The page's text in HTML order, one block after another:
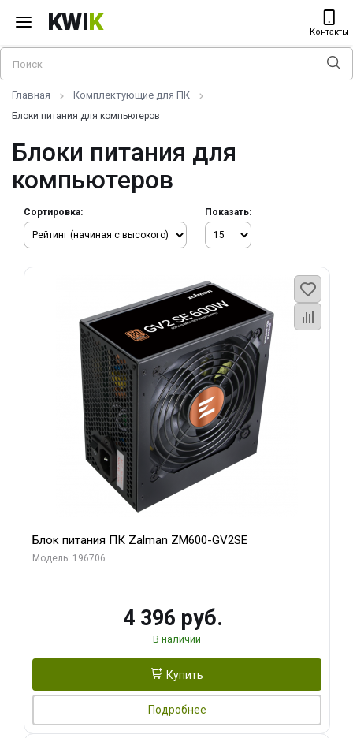
KWIK Контакты
Главная Комплектующие для ПК
Блоки питания для компьютеров
Блоки питания для
компьютеров
Сортировка: Показать:
Блок питания ПК Zalman ZM600-GV2SE
Модель: 196706
4 396 руб.
В наличии
Купить
Подробнее